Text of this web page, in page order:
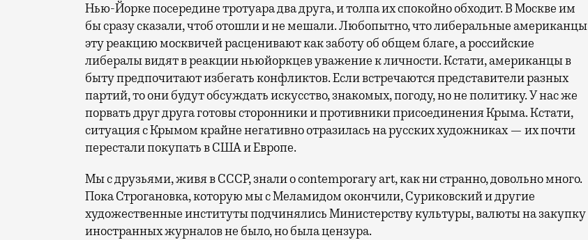
Нью-Йорке посередине тротуара два друга, и толпа их спокойно обходит. В Москве им
бы сразу сказали, чтоб отошли и не мешали. Любопытно, что либеральные американцы
эту реакцию москвичей расценивают как заботу об общем благе, а российские
либералы видят в реакции ньюйоркцев уважение к личности. Кстати, американцы в
быту предпочитают избегать конфликтов. Если встречаются представители разных
партий, то они будут обсуждать искусство, знакомых, погоду, но не политику. У нас же
порвать друг друга готовы сторонники и противники присоединения Крыма. Кстати,
ситуация с Крымом крайне негативно отразилась на русских художниках — их почти
перестали покупать в США и Европе.
Мы с друзьями, живя в СССР, знали о contemporary art, как ни странно, довольно много.
Пока Строгановка, которую мы с Меламидом окончили, Суриковский и другие
художественные институты подчинялись Министерству культуры, валюты на закупку
иностранных журналов не было, но была цензура.